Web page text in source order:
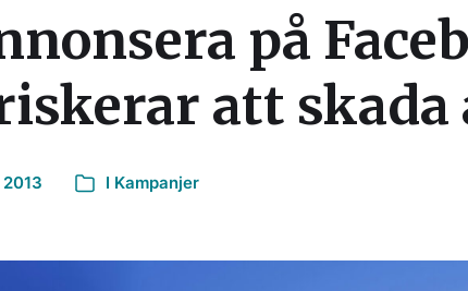
på
att
I Kampanjer